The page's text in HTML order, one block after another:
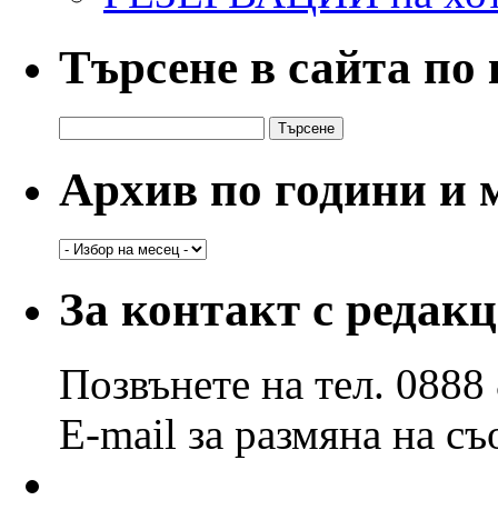
Търсене в сайта
за:
Архив по години и
Архив
и
месеци
За контакт с
Позвънете на тел.
E-mail за размяна на